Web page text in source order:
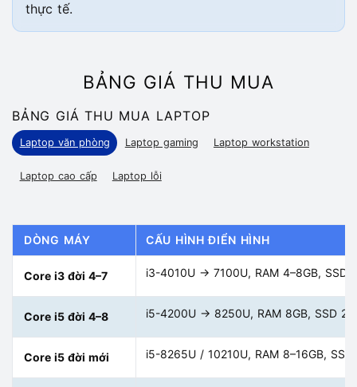
thực tế.
BẢNG GIÁ THU MUA
BẢNG GIÁ THU MUA LAPTOP
Laptop văn phòng Laptop gaming Laptop workstation
Laptop cao cấp Laptop lỗi
DÒNG MÁY CẤU HÌNH ĐIỂN HÌNH
Core i3 đời 4–7 i3-4010U → 7100U, RAM 4–8GB, SSD
Core i5 đời 4–8 i5-4200U → 8250U, RAM 8GB, SSD
Core i5 đời mới i5-8265U / 10210U, RAM 8–16GB, SSD